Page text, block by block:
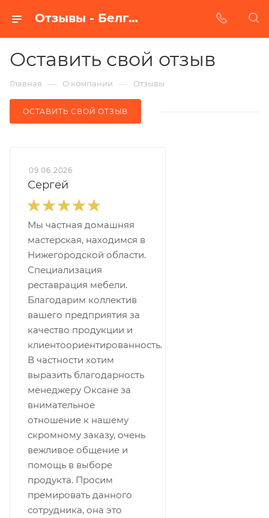
Отзывы - Белгородский Абразивный Завод
Оставить свой отзыв
Главная — О компании — Отзывы
ОСТАВИТЬ СВОЙ ОТЗЫВ
09.06.2026
Сергей
Мы частная домашняя
мастерская, находимся в
Нижегородской области.
Специализация
реставрация мебели.
Благодарим коллектив
вашего предприятия за
качество продукции и
клиентоориентированность.
В частности хотим
выразить благодарность
менеджеру Оксане за
внимательное
отношение к нашему
скромному заказу, очень
вежливое общение и
помощь в выборе
продукта. Просим
премировать данного
сотрудника, она это